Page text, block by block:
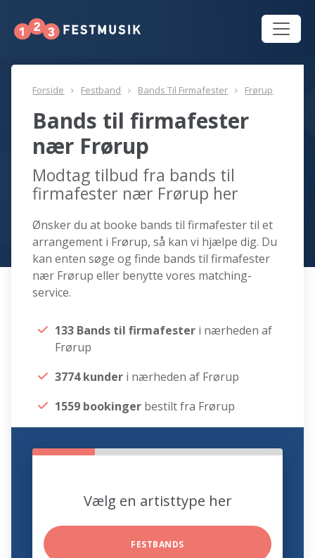
Forside Festband Bands Til Firmafester Frørup
Bands til firmafester
nær Frørup
Modtag tilbud fra bands til
firmafester nær Frørup her
Ønsker du at booke bands til firmafester til et
arrangement i Frørup, så kan vi hjælpe dig. Du
kan enten søge og finde bands til firmafester
nær Frørup eller benytte vores matching-
service.
133 Bands til firmafester i nærheden af
Frørup
3774 kunder i nærheden af Frørup
1559 bookinger bestilt fra Frørup
Vælg en artisttype her
FESTBANDS